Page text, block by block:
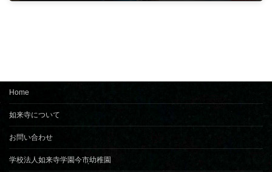
Home
如来寺について
お問い合わせ
学校法人如来寺学園今市幼稚園